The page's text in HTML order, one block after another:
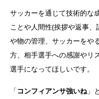
サッカーを通じて技術的な
ことや人間性(挨拶や返事
や物の管理、サッカーをや
方、相手選手への感謝やリ
選手になってほしいです。
「コンフィアンサ強いね」